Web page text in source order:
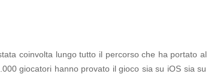
coinvolta lungo tutto il percorso che ha portato
giocatori hanno provato il gioco sia su iOS sia